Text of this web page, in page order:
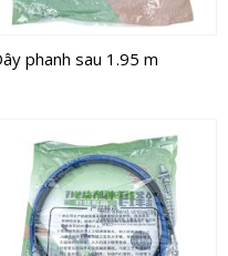
phanh sau 1.95 m